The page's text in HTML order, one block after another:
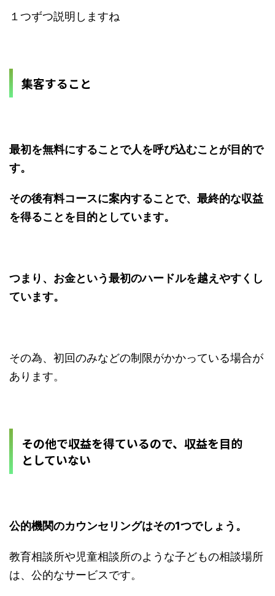
１つずつ説明しますね
集客すること
最初を無料にすることで人を呼び込むことが目的で
す。
その後有料コースに案内することで、最終的な収益
を得ることを目的としています。
つまり、お金という最初のハードルを越えやすくし
ています。
その為、初回のみなどの制限がかかっている場合が
あります。
その他で収益を得ているので、収益を目的
としていない
公的機関のカウンセリングはその1つでしょう。
教育相談所や児童相談所のような子どもの相談場所
は、公的なサービスです。